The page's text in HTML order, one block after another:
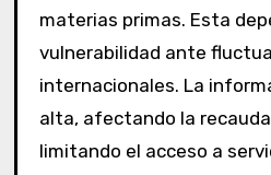
materias primas. Esta
vulnerabilidad ante
internacionales. La
alta, afectando la
limitando el acceso a